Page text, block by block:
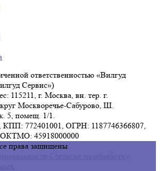
ответственностью «Вилгуд
Сервис»)
115211, г. Москва, вн. тер. г.
Москворечье-Сабурово, Ш.
5, помещ. 1/1.
772401001, ОГРН: 1187746366807,
45918000000
права защищены